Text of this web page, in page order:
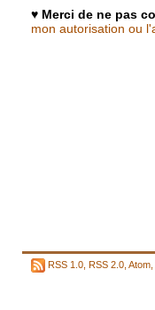
♥ Merci de ne pas
mon autorisation ou
RSS 1.0 RSS 2.0 Atom